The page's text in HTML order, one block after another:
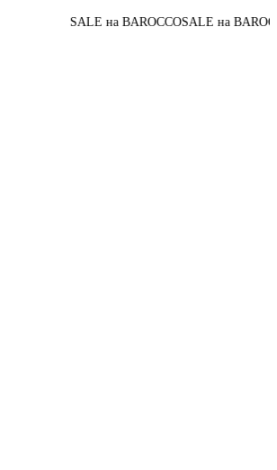
SALE на BAROCCOSALE на BAROCCOДо